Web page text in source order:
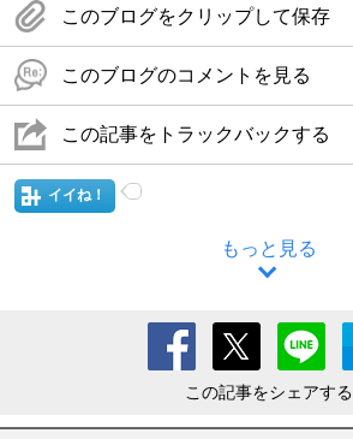
このブログをクリップして保存
このブログのコメントを見る
この記事をトラックバックする
イイね！
もっと見る
この記事をシェアする